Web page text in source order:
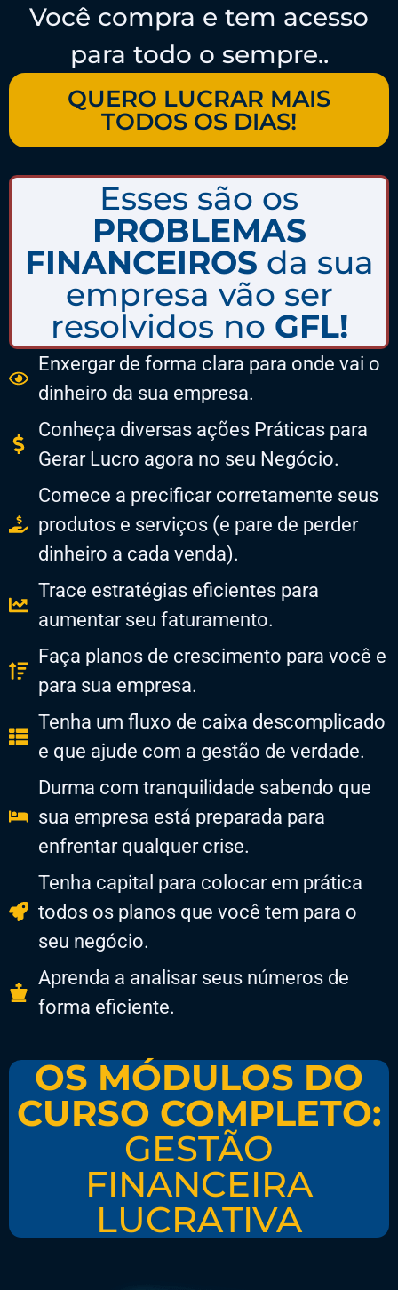
Você compra e tem acesso
para todo o sempre..
QUERO LUCRAR MAIS
TODOS OS DIAS!
Esses são os
PROBLEMAS
FINANCEIROS da sua
empresa vão ser
resolvidos no GFL!
Enxergar de forma clara para onde vai o
dinheiro da sua empresa.
Conheça diversas ações Práticas para
Gerar Lucro agora no seu Negócio.
Comece a precificar corretamente seus
produtos e serviços (e pare de perder
dinheiro a cada venda).
Trace estratégias eficientes para
aumentar seu faturamento.
Faça planos de crescimento para você e
para sua empresa.
​Tenha um fluxo de caixa descomplicado
e que ajude com a gestão de verdade.
​Durma com tranquilidade sabendo que
sua empresa está preparada para
enfrentar qualquer crise.
​Tenha capital para colocar em prática
todos os planos que você tem para o
seu negócio.
​Aprenda a analisar seus números de
forma eficiente.
OS MÓDULOS DO
CURSO COMPLETO:
GESTÃO
FINANCEIRA
LUCRATIVA